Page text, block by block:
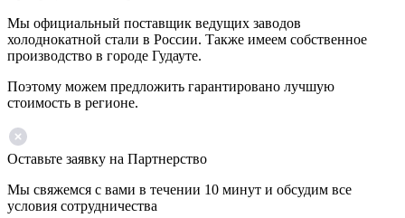
Мы официальный поставщик ведущих заводов
холоднокатной стали в России. Также имеем собственное
производство в городе Гудауте.
Поэтому можем предложить гарантировано лучшую
стоимость в регионе.
Оставьте заявку на Партнерство
Мы свяжемся с вами в течении 10 минут и обсудим все
условия сотрудничества